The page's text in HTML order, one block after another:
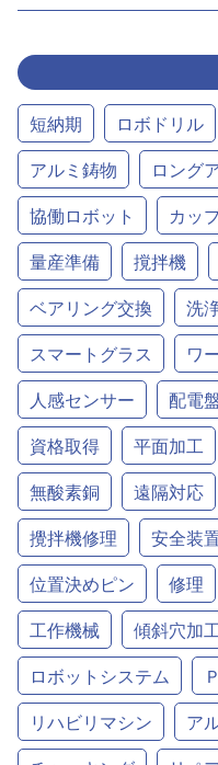
短納期 ロボドリル
アルミ鋳物
ロング
協働ロボット
カッ
量産準備
撹拌機
ベアリング交換
洗
スマートグラス
ワ
人感センサー
配電
資格取得
平面加工
無酸素銅
遠隔対応
攪拌機修理
安全装
位置決めピン
修理
工作機械
傾斜穴加
ロボットシステム
リハビリマシン
ア